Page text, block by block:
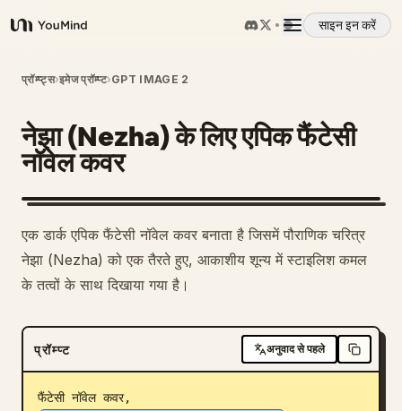
YouMind
साइन इन करें
अवलोकन
उपयोग के मामले
कौशल
प्रॉम्प्ट
डाउनलोड
प्रॉम्प्ट्स›इमेज प्रॉम्प्ट›GPT IMAGE 2
नेझा (Nezha) के लिए एपिक फैंटेसी
नॉवेल कवर
एक डार्क एपिक फैंटेसी नॉवेल कवर बनाता है जिसमें पौराणिक चरित्र
नेझा (Nezha) को एक तैरते हुए, आकाशीय शून्य में स्टाइलिश कमल
के तत्वों के साथ दिखाया गया है।
प्रॉम्प्ट अनुवाद से पहले
फैंटेसी नॉवेल कवर,